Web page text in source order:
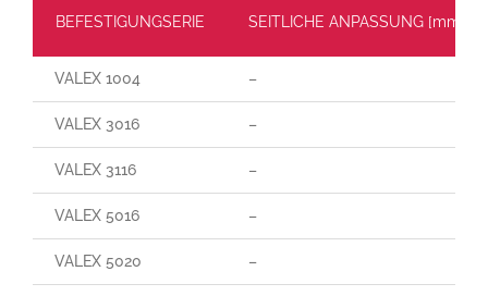
BEFESTIGUNGSERIE SEITLICHE ANPASSUNG [mm]
VALEX 1004 –
VALEX 3016 –
VALEX 3116 –
VALEX 5016 –
VALEX 5020 –